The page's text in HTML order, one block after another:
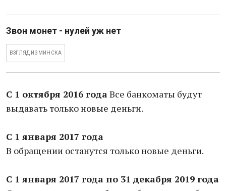
Звон монет - нулей уж нет
ВЗГЛЯД ИЗ МИНСКА
С 1 октября 2016 годаВсе банкоматы будут
выдавать только новые деньги.
С 1 января 2017 года
В обращении останутся только новые деньги.
С 1 января 2017 года по 31 декабря 2019 года